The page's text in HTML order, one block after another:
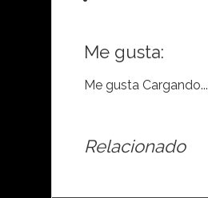
Me gusta:
Me gusta Cargando...
Relacionado